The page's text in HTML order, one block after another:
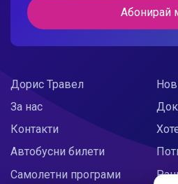
Абонирай
Дорис Травел
За нас
Контакти
Автобусни билети
Самолетни програми